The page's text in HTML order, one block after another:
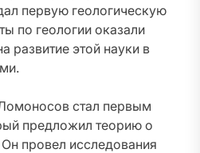
первую геологическую
по геологии оказали
развитие этой науки в
стал первым
предложил теорию о
провел исследования